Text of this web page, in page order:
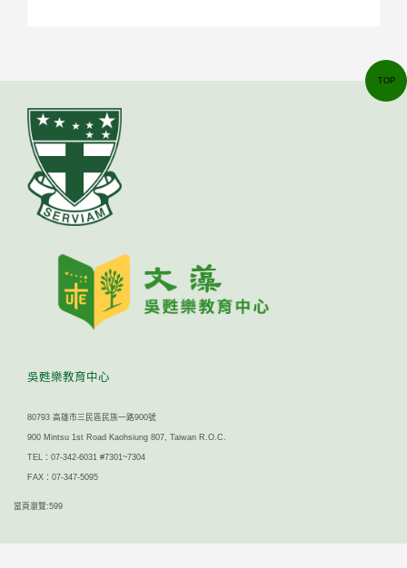
吳甦樂教育中心
80793 高雄市三民區民族一路900號
900 Mintsu 1st Road Kaohsiung 807, Taiwan R.O.C.
TEL：07-342-6031 #7301~7304
FAX：07-347-5095
當頁瀏覽:599
TOP